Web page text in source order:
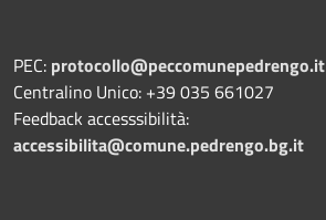
PEC: protocollo@peccomunepedrengo.it
Centralino Unico: +39 035 661027
Feedback accesssibilità:
accessibilita@comune.pedrengo.bg.it